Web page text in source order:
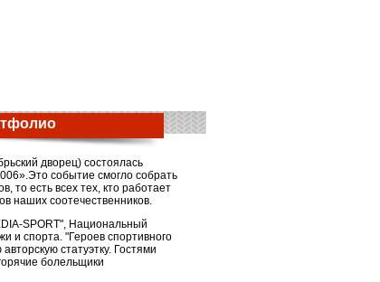
дворец) состоялась
событие смогло собрать
то есть всех тех, кто работает
наших соотечественников.
SPORT", Национальный
и спорта. "Героев спортивного
статуэтку. Гостями
болельщики